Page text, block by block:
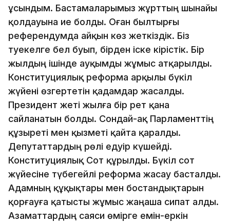
ұсындым. Бастамаларымыз жұрттың шынайы
қолдауына ие болды. Оған былтырғы
референдумда айқын көз жеткіздік. Біз
тәуекелге бел буып, бірден іске кірістік. Бір
жылдың ішінде ауқымды жұмыс атқарылды.
Конституциялық реформа арқылы бүкіл
жүйені өзгертетін қадамдар жасалды.
Президент жеті жылға бір рет қана
сайланатын болды. Сондай-ақ Парламенттің
құзыреті мен қызметі қайта қаралды.
Депутаттардың рөлі едәуір күшейді.
Конституциялық Сот құрылды. Бүкіл сот
жүйесіне түбегейлі реформа жасау басталды.
Адамның құқықтары мен бостандықтарын
қорғауға қатысты жұмыс жаңаша сипат алды.
Азаматтардың саяси өмірге емін-еркін